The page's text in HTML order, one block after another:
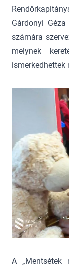
Gárdonyi
számára
melynek
ismerkedhettek
A „Mentsétek